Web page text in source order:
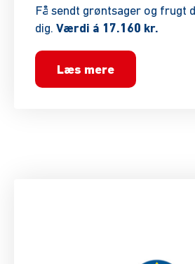
Få sendt grøntsager og frugt
dig. Værdi á 17.160 kr.
Læs mere